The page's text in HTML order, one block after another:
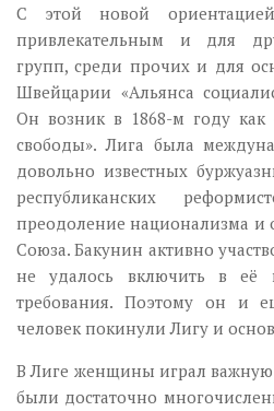
С этой новой
привлекательным и для
групп, среди прочих и для
Швейцарии «Альянса
Он возник в 1868-м году
свободы». Лига была
довольно известных
республиканских
преодоление национализма и
Союза. Бакунин активно
не удалось включить в её
требования. Поэтому он и
человек покинули Лигу и
В Лиге женщины играл важную
были достаточно